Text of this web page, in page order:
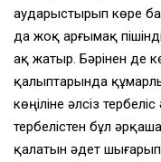
аударыстырып көре
да жоқ арғымақ
ақ жатыр. Бәрiнен де
қалыптарында
көңiлiне әлсiз
тербелiстен бұл
қалатын әдет